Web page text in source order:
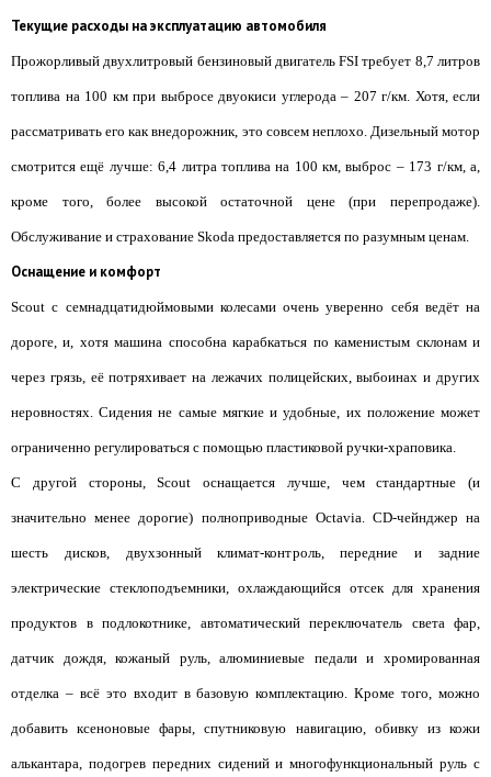
Текущие расходы на эксплуатацию автомобиля
Прожорливый двухлитровый бензиновый двигатель FSI требует 8,7 литров
топлива на 100 км при выбросе двуокиси углерода – 207 г/км. Хотя, если
рассматривать его как внедорожник, это совсем неплохо. Дизельный мотор
смотрится ещё лучше: 6,4 литра топлива на 100 км, выброс – 173 г/км, а,
кроме того, более высокой остаточной цене (при перепродаже).
Обслуживание и страхование Skoda предоставляется по разумным ценам.
Оснащение и комфорт
Scout с семнадцатидюймовыми колесами очень уверенно себя ведёт на
дороге, и, хотя машина способна карабкаться по каменистым склонам и
через грязь, её потряхивает на лежачих полицейских, выбоинах и других
неровностях. Сидения не самые мягкие и удобные, их положение может
ограниченно регулироваться с помощью пластиковой ручки-храповика.
С другой стороны, Scout оснащается лучше, чем стандартные (и
значительно менее дорогие) полноприводные Octavia. CD-чейнджер на
шесть дисков, двухзонный климат-контроль, передние и задние
электрические стеклоподъемники, охлаждающийся отсек для хранения
продуктов в подлокотнике, автоматический переключатель света фар,
датчик дождя, кожаный руль, алюминиевые педали и хромированная
отделка – всё это входит в базовую комплектацию. Кроме того, можно
добавить ксеноновые фары, спутниковую навигацию, обивку из кожи
алькантара, подогрев передних сидений и многофункциональный руль с